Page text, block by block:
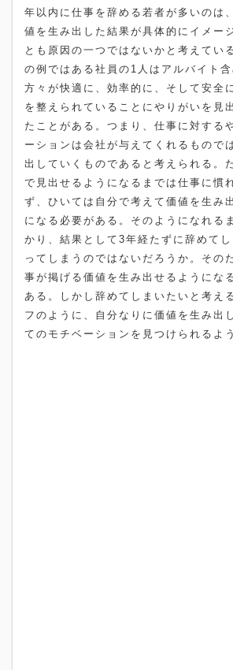
年以内に仕事を辞める若者が多いのは
値を生み出した結果が具体的にイメー
とも原因の一つではないかと考えてい
の例ではある社員の 1 人はアルバイト
方々が快適に、効率的に、そして安全
を整えられていることにやりがいを見
たことがある。つまり、仕事に対する
ーションは会社が与えてくれるもので
出していくものであると考えられる。
で見出せるようになるまでは仕事に慣
ず、ひいては自分で考えて価値を生み
になる必要がある。そのようになれる
かり、結果として 3年経たずに辞めて
ってしまうのではないだろうか。その
事が掲げる価値を生み出せるようにな
ある。しかし辞めてしまいたいと考え
フのように、自分なりに価値を生み出
てのモチベーションを見つけられるよ